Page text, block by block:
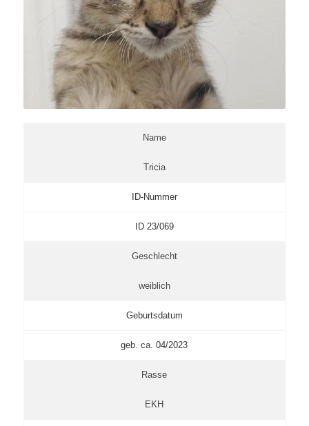
Name
Tricia
ID-Nummer
ID 23/069
Geschlecht
weiblich
Geburtsdatum
geb. ca. 04/2023
Rasse
EKH